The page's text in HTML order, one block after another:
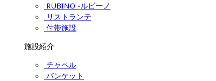
RUBINO -ルビーノ
リストランテ
付帯施設
施設紹介
チャペル
バンケット